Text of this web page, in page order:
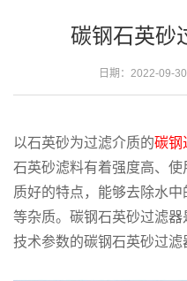
碳钢石英砂
日期：2022-09-
以石英砂为过滤介质的碳钢
石英砂滤料有着强度高、
质好的特点，能够去除水
等杂质。碳钢石英砂过滤
技术参数的碳钢石英砂过滤